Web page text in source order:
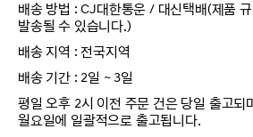
배송 방법 : CJ대한통운 / 대신택배(제품
발송될 수 있습니다.)
배송 지역 : 전국지역
배송 기간 : 2일 ~ 3일
평일 오후 2시 이전 주문 건은 당일 출고되
월요일에 일괄적으로 출고됩니다.